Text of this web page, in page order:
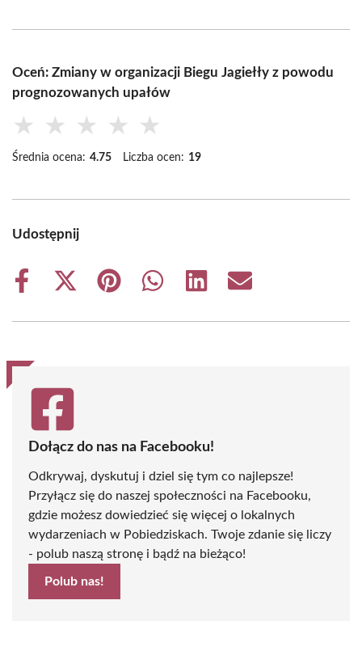
Oceń: Zmiany w organizacji Biegu Jagiełły z powodu
prognozowanych upałów
★ ★ ★ ★ ★
Średnia ocena: 4.75 Liczba ocen: 19
Udostępnij
Share
Share
(Twitter)
Share
Share
Share
Share
Dołącz do nas na Facebooku!
Odkrywaj, dyskutuj i dziel się tym co najlepsze!
Przyłącz się do naszej społeczności na Facebooku,
gdzie możesz dowiedzieć się więcej o lokalnych
wydarzeniach w Pobiedziskach. Twoje zdanie się liczy
- polub naszą stronę i bądź na bieżąco!
Polub nas!